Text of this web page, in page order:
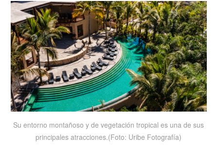
Su entorno montañoso y de vegetación tropical es una de sus
principales atracciones.(Foto: Uribe Fotografía)